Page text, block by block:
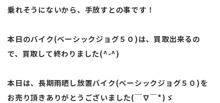
乗れそうにないから、手放すとの事です！
本日のバイク(ベーシックジョグ５０)は、買取出来るの
で、買取して終わりました(^-^)
本日は、長期雨晒し放置バイク(ベーシックジョグ５０)を
お売り頂きありがとうございました(￣∇￣*)ゞ